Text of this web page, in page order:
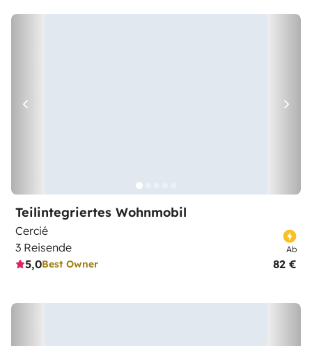
Teilintegriertes Wohnmobil
Cercié
3 Reisende
5,0Best Owner
Ab
82 €